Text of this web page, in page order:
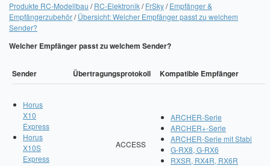
Servo Finder
BL-Motor Finder
Schiffsschrauben Finder
Sendungsverfolgung DHL
Produkte RC-Modellbau RC-Elektronik FrSky Empfänger &
Empfängerzubehör Übersicht: Welcher Empfänger passt zu welchem
Sender?
Welcher Empfänger passt zu welchem Sender?
Sender Übertragungsprotokoll Kompatible Empfänger
Horus
X10
Express
Horus
X10S
Express
ACCESS
ARCHER-Serie
ARCHER+-Serie
ARCHER-Serie mit Stabi
G-RX8, G-RX6
RXSR, RX4R, RX6R